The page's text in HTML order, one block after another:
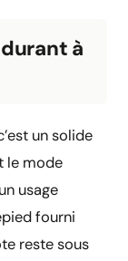
à
un solide
le mode
usage
fourni
reste sous